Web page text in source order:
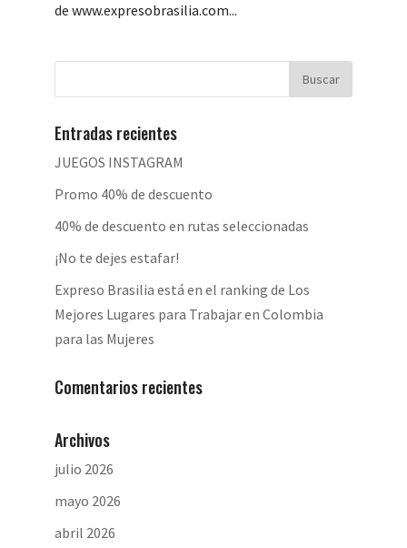
de www.expresobrasilia.com...
Entradas recientes
JUEGOS INSTAGRAM
Promo 40% de descuento
40% de descuento en rutas seleccionadas
¡No te dejes estafar!
Expreso Brasilia está en el ranking de Los
Mejores Lugares para Trabajar en Colombia
para las Mujeres
Comentarios recientes
Archivos
julio 2026
mayo 2026
abril 2026